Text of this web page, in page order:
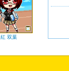
紅 双葉